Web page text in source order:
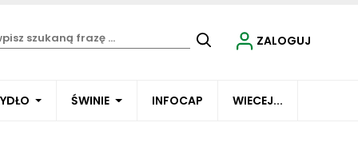
ŚWINIE INFOCAP WIECEJ...
ZALOGUJ